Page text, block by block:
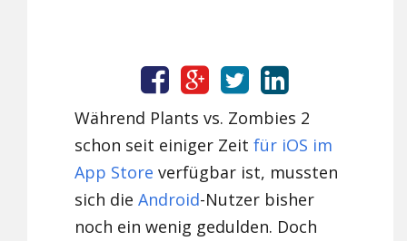
Während Plants vs. Zombies 2
schon seit einiger Zeitfür iOS im
App Store verfügbar ist, mussten
sich dieAndroid-Nutzer bisher
noch ein wenig gedulden. Doch